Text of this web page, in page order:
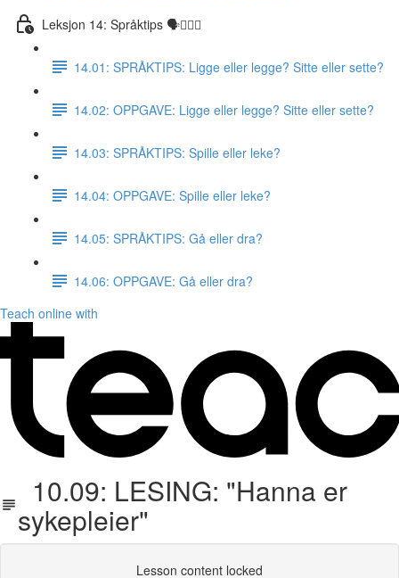
Leksjon 14: Språktips 🗣☝🏼✅
14.01: SPRÅKTIPS: Ligge eller legge? Sitte eller sette?
14.02: OPPGAVE: Ligge eller legge? Sitte eller sette?
14.03: SPRÅKTIPS: Spille eller leke?
14.04: OPPGAVE: Spille eller leke?
14.05: SPRÅKTIPS: Gå eller dra?
14.06: OPPGAVE: Gå eller dra?
Teach online with
10.09: LESING: "Hanna er
sykepleier"
Lesson content locked